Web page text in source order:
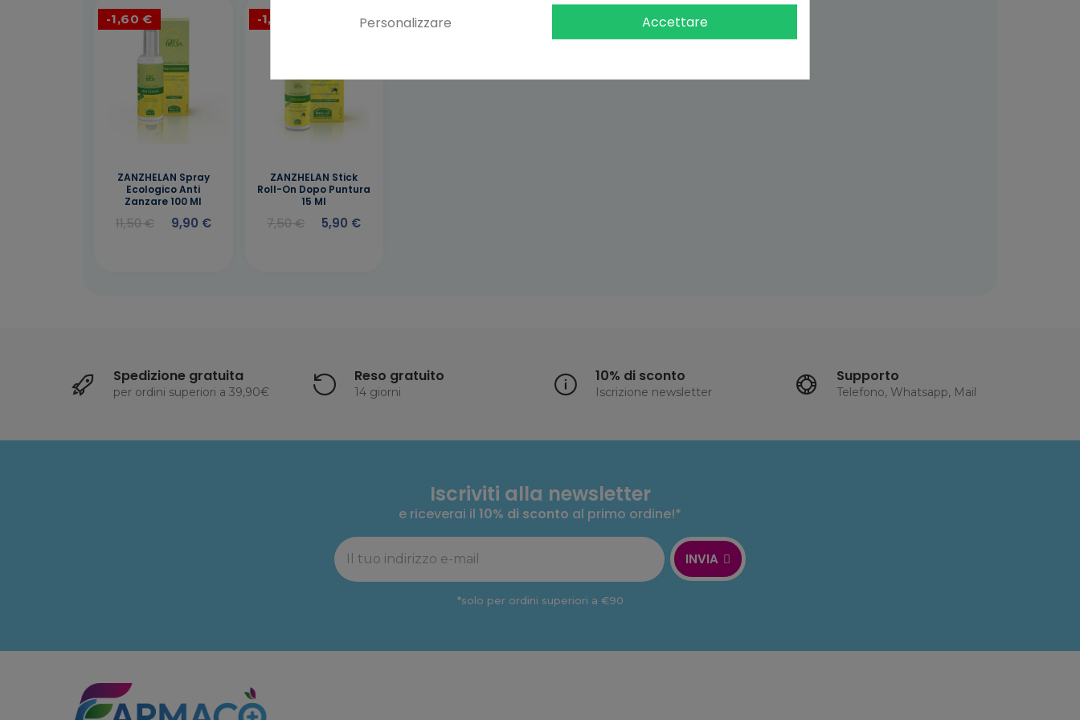
-1,60 €
ZANZHELAN Spray
Ecologico Anti
Zanzare 100 Ml
11,50 € 9,90 €
-1,60 €
ZANZHELAN Stick
Roll-On Dopo Puntura
15 Ml
7,50 € 5,90 €
Spedizione gratuita
per ordini superiori a 39,90€
Reso gratuito
14 giorni
10% di sconto
Iscrizione newsletter
Supporto
Telefono, Whatsapp, Mail
Iscriviti alla newsletter
e riceverai il 10% di sconto al primo ordine!*
INVIA
*solo per ordini superiori a €90
Accettare
Personalizzare